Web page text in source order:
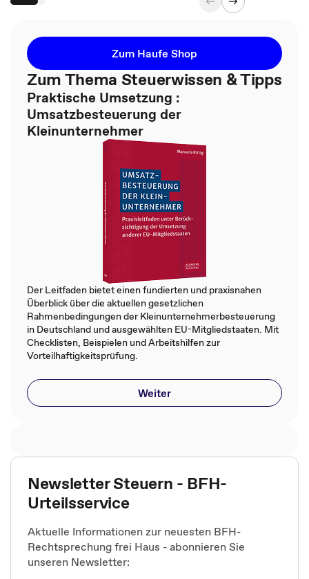
Zum Haufe Shop
Zum Thema Steuerwissen & Tipps
Praktische Umsetzung :
Umsatzbesteuerung der
Kleinunternehmer
Der Leitfaden bietet einen fundierten und praxisnahen
Überblick über die aktuellen gesetzlichen
Rahmenbedingungen der Kleinunternehmerbesteuerung
in Deutschland und ausgewählten EU-Mitgliedstaaten. Mit
Checklisten, Beispielen und Arbeitshilfen zur
Vorteilhaftigkeitsprüfung.
Weiter
Newsletter Steuern - BFH-
Urteilsservice
Aktuelle Informationen zur neuesten BFH-
Rechtsprechung frei Haus - abonnieren Sie
unseren Newsletter: